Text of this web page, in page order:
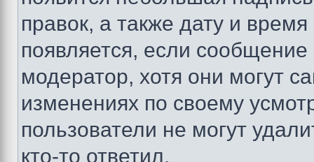
правок, а также дату и
появляется, если
модератор, хотя они могут
изменениях по своему
пользователи не могут
кто-то ответил.